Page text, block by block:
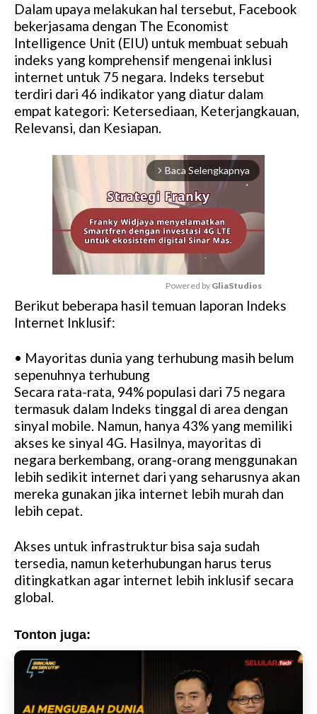
Dalam upaya melakukan hal tersebut, Facebook
bekerjasama dengan The Economist
Intelligence Unit (EIU) untuk membuat sebuah
indeks yang komprehensif mengenai inklusi
internet untuk 75 negara. Indeks tersebut
terdiri dari 46 indikator yang diatur dalam
empat kategori: Ketersediaan, Keterjangkauan,
Relevansi, dan Kesiapan.
arrow_forward_ios Baca Selengkapnya
M
e
Powered by GliaStudios
Berikut beberapa hasil temuan laporan Indeks
Internet Inklusif:
• Mayoritas dunia yang terhubung masih belum
sepenuhnya terhubung
Secara rata-rata, 94% populasi dari 75 negara
termasuk dalam Indeks tinggal di area dengan
sinyal mobile. Namun, hanya 43% yang memiliki
akses ke sinyal 4G. Hasilnya, mayoritas di
negara berkembang, orang-orang menggunakan
lebih sedikit internet dari yang seharusnya akan
mereka gunakan jika internet lebih murah dan
lebih cepat.
Akses untuk infrastruktur bisa saja sudah
tersedia, namun keterhubungan harus terus
ditingkatkan agar internet lebih inklusif secara
global.
Tonton juga: